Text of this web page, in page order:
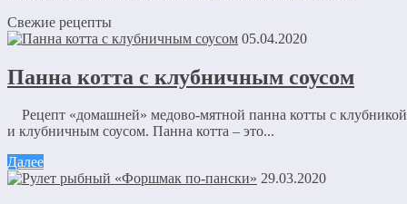
Свежие рецепты
05.04.2020
Панна котта с клубничным соусом
Рецепт «домашней» медово-мятной панна котты с клубникой
и клубничным соусом. Панна котта – это...
Далее
29.03.2020